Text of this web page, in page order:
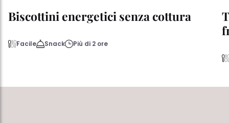
Biscottini energetici senza cottura
Facile Snack Più di 2 ore